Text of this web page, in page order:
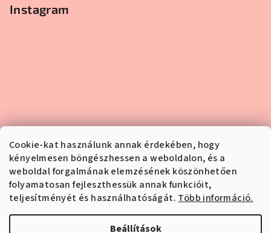
Cookie-kat használunk annak érdekében, hogy
kényelmesen böngészhessen a weboldalon, és a
weboldal forgalmának elemzésének köszönhetően
folyamatosan fejleszthessük annak funkcióit,
teljesítményét és használhatóságát. Több információ.
Beállítások
Instagram
Kövessen minket az Instagramon